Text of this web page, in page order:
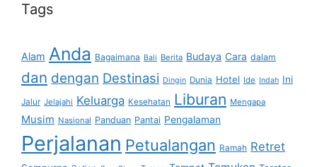
Tags
Alam Anda Bagaimana Bali Berita Budaya Cara dalam
dan dengan Destinasi Dingin Dunia Hotel Ide Indah Ini
Jalur Jelajahi Keluarga Kesehatan Liburan Mengapa
Musim Nasional Panduan Pantai Pengalaman
Perjalanan Petualangan Ramah Retret